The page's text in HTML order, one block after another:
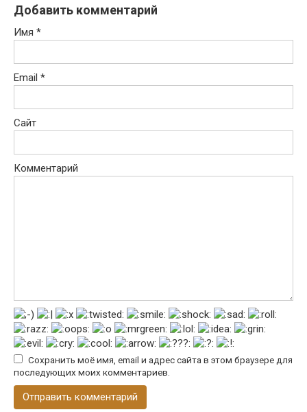
Добавить комментарий
Имя *
Email *
Сайт
Комментарий
Сохранить моё имя, email и адрес сайта в этом браузере для
последующих моих комментариев.